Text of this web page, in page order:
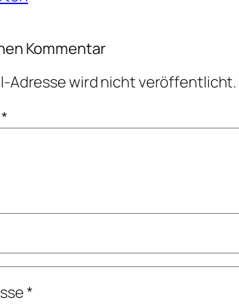
Kommentar
Adresse wird nicht veröffentlicht.
*
*